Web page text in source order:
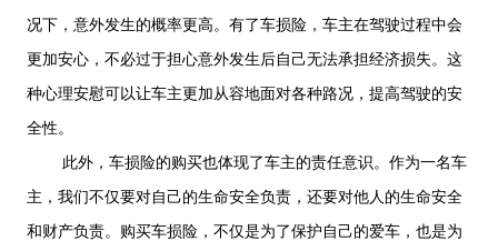
况下，意外发生的概率更高。有了车损险，车主在驾驶过程中会
更加安心，不必过于担心意外发生后自己无法承担经济损失。这
种心理安慰可以让车主更加从容地面对各种路况，提高驾驶的安
全性。
此外，车损险的购买也体现了车主的责任意识。作为一名车
主，我们不仅要对自己的生命安全负责，还要对他人的生命安全
和财产负责。购买车损险，不仅是为了保护自己的爱车，也是为